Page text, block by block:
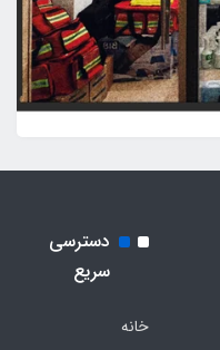
دسترسی
سریع
خانه